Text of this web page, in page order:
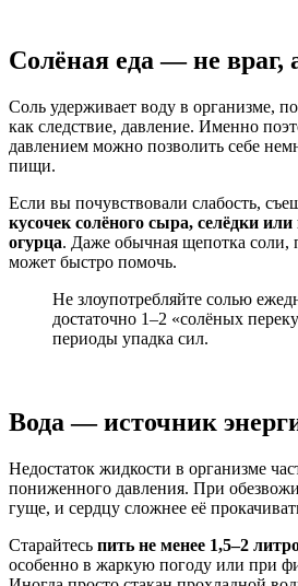
Солёная еда — не
Соль удерживает воду в организме,
как следствие, давление. Именно
давлением можно позволить себе
пищи.
Если вы почувствовали слабость,
кусочек солёного сыра, селёдки
огурца. Даже обычная щепотка соли,
может быстро помочь.
Не злоупотребляйте солью
достаточно 1–2 «солёных
периоды упадка сил.
Вода — источник
Недостаток жидкости в организме
пониженного давления. При
гуще, и сердцу сложнее её
Старайтесь пить не менее 1,5–2
особенно в жаркую погоду или при